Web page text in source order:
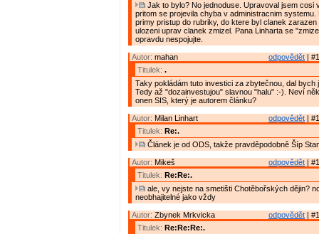
Jak to bylo? No jednoduse. Upravoval jsem cosi
pritom se projevila chyba v administracnim systemu.
primy pristup do rubriky, do ktere byl clanek zarazen
ulozeni uprav clanek zmizel. Pana Linharta se
opravdu nespojujte.
odpovědět |
Autor: mahan
Titulek: .
Taky pokládám tuto investici za zbytečnou, dal bych
Tedy až "dozainvestujou" slavnou "halu" :-). Neví
onen SIS, který je autorem článku?
odpovědět |
Autor: Milan Linhart
Titulek: Re:.
Článek je od ODS, takže pravděpodobně Šíp
odpovědět |
Autor: Mikeš
Titulek: Re:Re:.
ale, vy nejste na smetišti Chotěbořských dějin?
neobhajitelné jako vždy
odpovědět |
Autor: Zbynek Mrkvicka
Titulek: Re:Re:Re:.